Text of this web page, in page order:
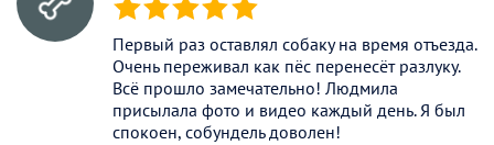
(*) (*) (*) (*) (*)
Первый раз оставлял собаку на время отъезда.
Очень переживал как пёс перенесёт разлуку.
Всё прошло замечательно! Людмила
присылала фото и видео каждый день. Я был
спокоен, собундель доволен!